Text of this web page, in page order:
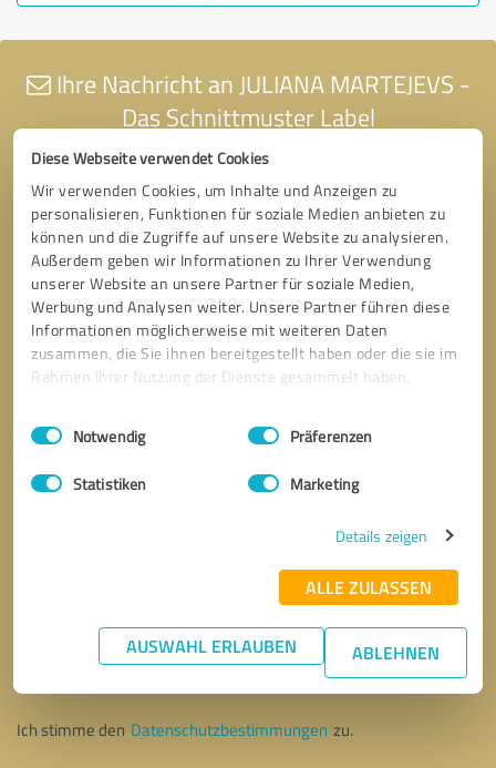
Diese Webseite verwendet Cookies
Wir verwenden Cookies, um Inhalte und Anzeigen zu
personalisieren, Funktionen für soziale Medien anbieten zu
können und die Zugriffe auf unsere Website zu analysieren.
Außerdem geben wir Informationen zu Ihrer Verwendung
unserer Website an unsere Partner für soziale Medien,
Werbung und Analysen weiter. Unsere Partner führen diese
Informationen möglicherweise mit weiteren Daten
zusammen, die Sie ihnen bereitgestellt haben oder die sie im
Rahmen Ihrer Nutzung der Dienste gesammelt haben.
Impressum Datenschutzbestimmungen
Einwilligungsauswahl
Notwendig Präferenzen
Statistiken Marketing
Details zeigen
ALLE ZULASSEN
AUSWAHL ERLAUBEN ABLEHNEN
Ihre Nachricht an JULIANA MARTEJEVS -
Das Schnittmuster Label
Ich stimme den Datenschutzbestimmungen zu.